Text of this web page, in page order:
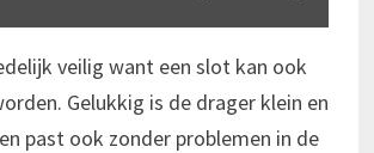
veilig want een slot kan ook
Gelukkig is de drager klein en
past ook zonder problemen in de